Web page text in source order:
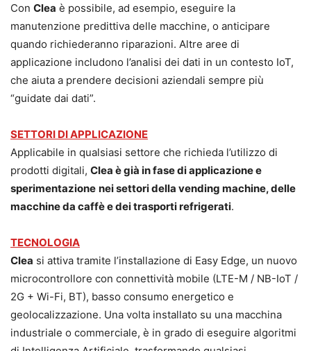
Con Clea è possibile, ad esempio, eseguire la
manutenzione predittiva delle macchine, o anticipare
quando richiederanno riparazioni. Altre aree di
applicazione includono l’analisi dei dati in un contesto IoT,
che aiuta a prendere decisioni aziendali sempre più
“guidate dai dati”.
SETTORI DI APPLICAZIONE
Applicabile in qualsiasi settore che richieda l’utilizzo di
prodotti digitali, Clea è già in fase di applicazione e
sperimentazione nei settori della vending machine, delle
macchine da caffè e dei trasporti refrigerati.
TECNOLOGIA
Clea si attiva tramite l’installazione di Easy Edge, un nuovo
microcontrollore con connettività mobile (LTE-M / NB-IoT /
2G + Wi-Fi, BT), basso consumo energetico e
geolocalizzazione. Una volta installato su una macchina
industriale o commerciale, è in grado di eseguire algoritmi